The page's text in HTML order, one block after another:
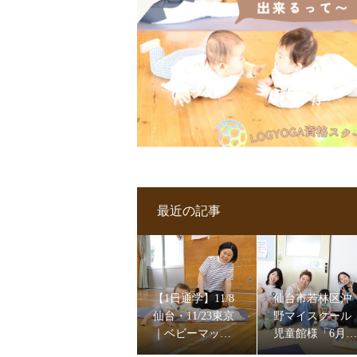
最近の記事
【1日通学】11/8
仙台・11/23東京
｜ベビーマッサ
ージ＆ママヨガ
仙台市若林区沖
野マイスクール
児童館様「6月ベ
ビーマッサージ